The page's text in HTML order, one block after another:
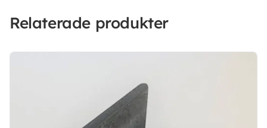
Relaterade produkter